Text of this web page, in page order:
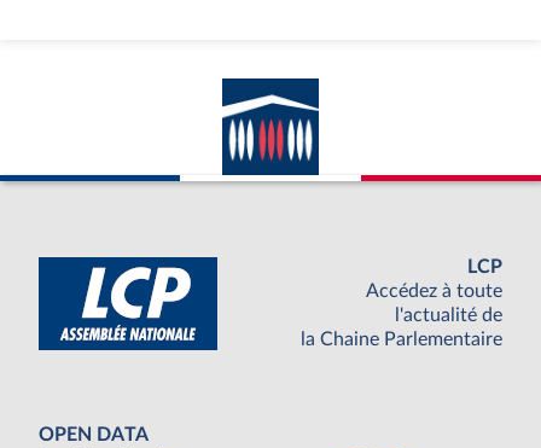
LCP
Accédez à toute
l'actualité de
la Chaine Parlementaire
OPEN DATA